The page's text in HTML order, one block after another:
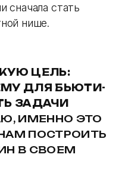
сначала стать
нише.
ЦЕЛЬ:
ДЛЯ БЬЮТИ-
ЗАДАЧИ
ИМЕННО ЭТО
ПОСТРОИТЬ
В СВОЕМ